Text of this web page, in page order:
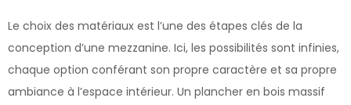
Le choix des matériaux est l’une des étapes clés de la
conception d’une mezzanine. Ici, les possibilités sont infinies,
chaque option conférant son propre caractère et sa propre
ambiance à l’espace intérieur. Un plancher en bois massif